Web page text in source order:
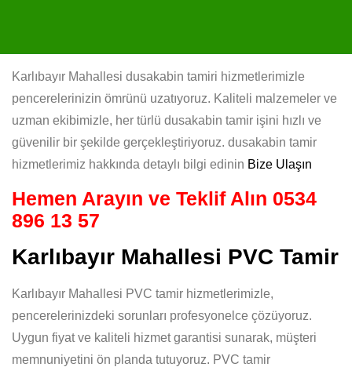
Karlıbayır Mahallesi dusakabin tamiri hizmetlerimizle
pencerelerinizin ömrünü uzatıyoruz. Kaliteli malzemeler ve
uzman ekibimizle, her türlü dusakabin tamir işini hızlı ve
güvenilir bir şekilde gerçekleştiriyoruz. dusakabin tamir
hizmetlerimiz hakkında detaylı bilgi edinin Bize Ulaşın
Hemen Arayın ve Teklif Alın 0534
896 13 57
Karlıbayır Mahallesi PVC Tamir
Karlıbayır Mahallesi PVC tamir hizmetlerimizle,
pencerelerinizdeki sorunları profesyonelce çözüyoruz.
Uygun fiyat ve kaliteli hizmet garantisi sunarak, müşteri
memnuniyetini ön planda tutuyoruz. PVC tamir